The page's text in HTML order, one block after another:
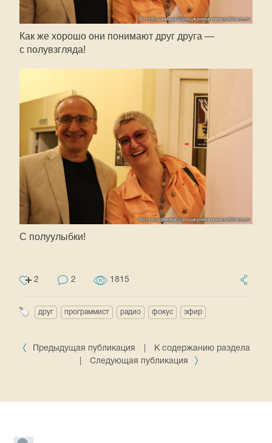
Как же хорошо они понимают друг друга —
с полувзгляда!
С полуулыбки!
2 2 1815
друг программист радио фокус эфир
Предыдущая публикация
К содержанию раздела
Следующая публикация